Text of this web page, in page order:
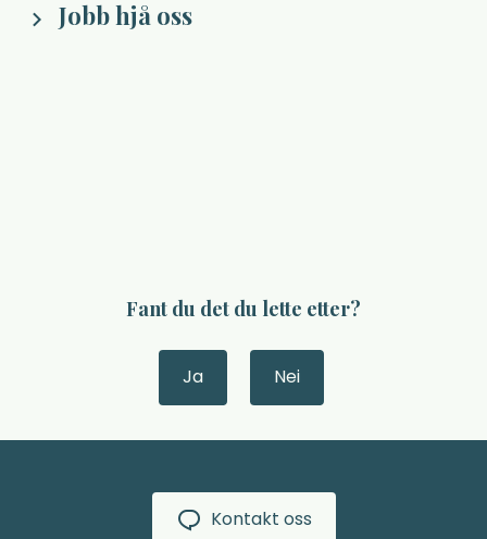
Jobb hjå oss
Fant du det du lette etter?
Ja Nei
Kontakt oss